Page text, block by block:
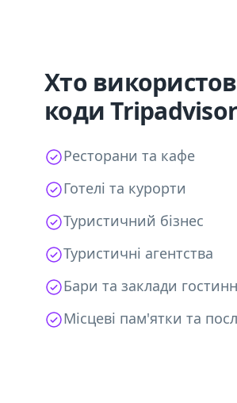
Хто
коди
Ресторани та кафе
Готелі та курорти
Туристичний бізнес
Туристичні агентства
Бари та заклади
Місцеві пам'ятки та